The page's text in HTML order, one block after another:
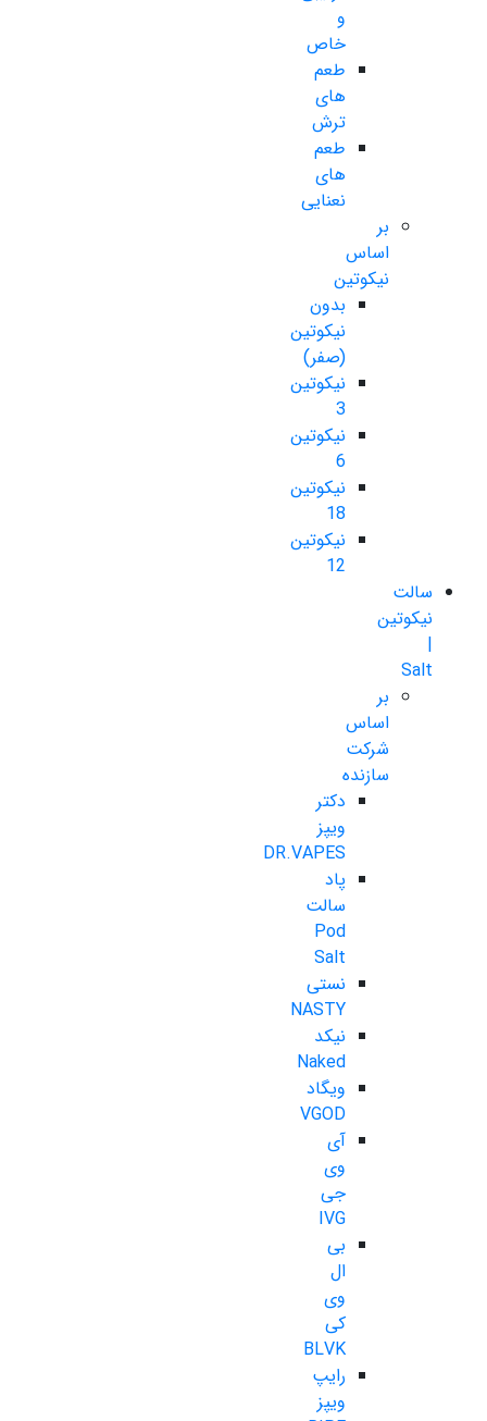
و
خاص
طعم
های
ترش
طعم
های
نعنایی
بر
اساس
نیکوتین
بدون
نیکوتین
(صفر)
نیکوتین
3
نیکوتین
6
نیکوتین
18
نیکوتین
12
سالت
نیکوتین
|
Salt
بر
اساس
شرکت
سازنده
دکتر
ویپز
DR.VAPES
پاد
سالت
Pod
Salt
نستی
NASTY
نیکد
Naked
ویگاد
VGOD
آی
وی
جی
IVG
بی
ال
وی
کی
BLVK
رایپ
ویپز